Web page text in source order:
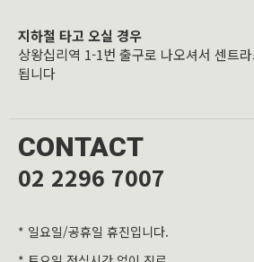
지하철 타고 오실 경우
상왕십리역 1-1번 출구로 나오셔서 센트
됩니다
CONTACT
02 2296 7007
* 일요일/공휴일 휴진입니다.